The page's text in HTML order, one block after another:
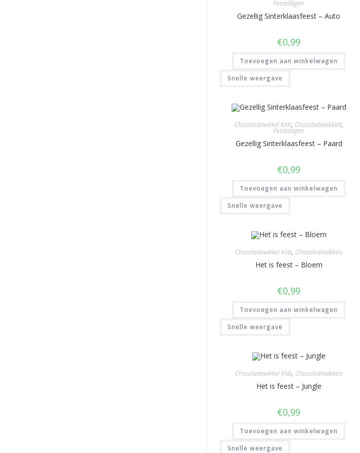
Feestdagen
Gezellig Sinterklaasfeest – Auto
€0,99
Toevoegen aan winkelwagen
Snelle weergave
Chocoladewikkel Kids, Chocoladewikkels,
Feestdagen
Gezellig Sinterklaasfeest – Paard
€0,99
Toevoegen aan winkelwagen
Snelle weergave
Chocoladewikkel Kids, Chocoladewikkels
Het is feest – Bloem
€0,99
Toevoegen aan winkelwagen
Snelle weergave
Chocoladewikkel Kids, Chocoladewikkels
Het is feest – Jungle
€0,99
Toevoegen aan winkelwagen
Snelle weergave